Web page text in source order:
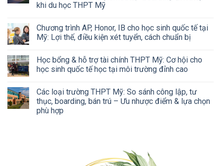
khi du học THPT Mỹ
Chương trình AP, Honor, IB cho học sinh quốc tế tại
Mỹ: Lợi thế, điều kiện xét tuyển, cách chuẩn bị
Học bổng & hỗ trợ tài chính THPT Mỹ: Cơ hội cho
học sinh quốc tế học tại môi trường đỉnh cao
Các loại trường THPT Mỹ: So sánh công lập, tư
thục, boarding, bán trú – Ưu nhược điểm & lựa chọn
phù hợp